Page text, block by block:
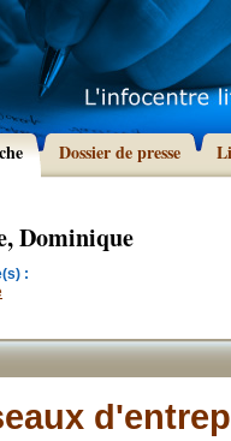
Dossier de presse
Dominique
: